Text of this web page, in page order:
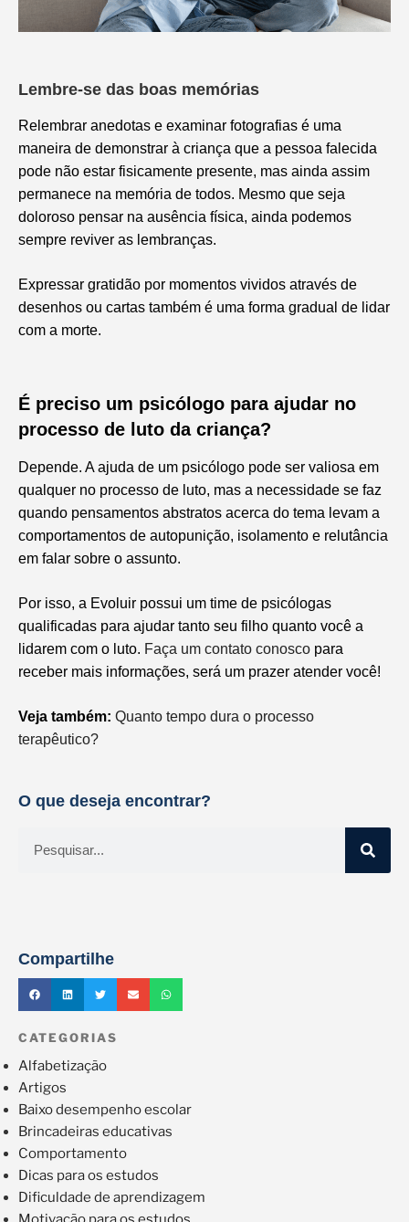
Lembre-se das boas memórias
Relembrar anedotas e examinar fotografias é uma
maneira de demonstrar à criança que a pessoa falecida
pode não estar fisicamente presente, mas ainda assim
permanece na memória de todos. Mesmo que seja
doloroso pensar na ausência física, ainda podemos
sempre reviver as lembranças.
Expressar gratidão por momentos vividos através de
desenhos ou cartas também é uma forma gradual de lidar
com a morte.
É preciso um psicólogo para ajudar no
processo de luto da criança?
Depende. A ajuda de um psicólogo pode ser valiosa em
qualquer no processo de luto, mas a necessidade se faz
quando pensamentos abstratos acerca do tema levam a
comportamentos de autopunição, isolamento e relutância
em falar sobre o assunto.
Por isso, a Evoluir possui um time de psicólogas
qualificadas para ajudar tanto seu filho quanto você a
lidarem com o luto. Faça um contato conosco para
receber mais informações, será um prazer atender você!
Veja também: Quanto tempo dura o processo
terapêutico?
O que deseja encontrar?
Compartilhe
CATEGORIAS
Alfabetização
Artigos
Baixo desempenho escolar
Brincadeiras educativas
Comportamento
Dicas para os estudos
Dificuldade de aprendizagem